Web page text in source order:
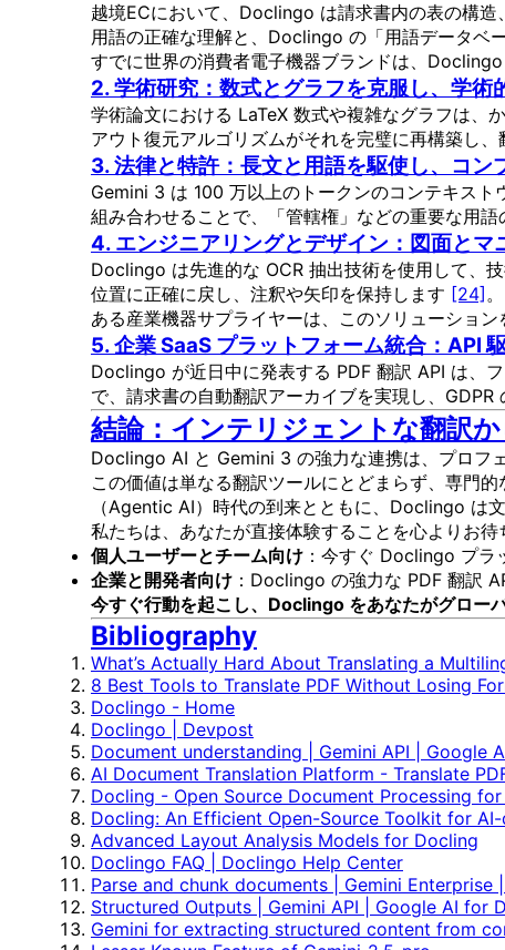
越境ECにおいて、Doclingo は請求書内の表の構
用語の正確な理解と、Doclingo の「用語データベ
すでに世界の消費者電子機器ブランドは、
2. 学術研究：数式とグラフを克服し、学術
学術論文における LaTeX 数式や複雑なグラフは、
アウト復元アルゴリズムがそれを完璧に再構築し
3. 法律と特許：長文と用語を駆使し、コン
Gemini 3 は 100 万以上のトークンのコンテキス
組み合わせることで、「管轄権」などの重要な用
4. エンジニアリングとデザイン：図面と
Doclingo は先進的な OCR 抽出技術を使用して、
位置に正確に戻し、注釈や矢印を保持します [24] 。
ある産業機器サプライヤーは、このソリューショ
5. 企業 SaaS プラットフォーム統合：API
Doclingo が近日中に発表する PDF 翻訳 API は、
で、請求書の自動翻訳アーカイブを実現し、GDPR
結論：インテリジェントな翻訳
Doclingo AI と Gemini 3 の強力な連携は、プロフ
この価値は単なる翻訳ツールにとどまらず、専門
（Agentic AI）時代の到来とともに、Doclingo は
私たちは、あなたが直接体験することを心よりお待
個人ユーザーとチーム向け ：今すぐ Doclingo プラ
企業と開発者向け ：Doclingo の強力な PDF 翻訳
今すぐ行動を起こし、Doclingo をあなたがグロー
Bibliography
What’s Actually Hard About Translating a
8 Best Tools to Translate PDF Without Losing
Doclingo - Home
Doclingo | Devpost
Document understanding | Gemini API | Google
AI Document Translation Platform - Translate
Docling - Open Source Document Processing for
Docling: An Efficient Open-Source Toolkit for
Advanced Layout Analysis Models for Docling
Doclingo FAQ | Doclingo Help Center
Parse and chunk documents | Gemini Enterprise
Structured Outputs | Gemini API | Google AI for
Gemini for extracting structured content from